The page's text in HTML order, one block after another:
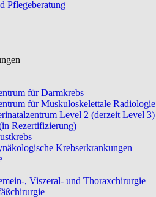
Pflegeberatung
für Darmkrebs
für Muskuloskelettale Radiologie
Level 2 (derzeit Level 3)
Rezertifizierung)
Krebserkrankungen
, Viszeral- und Thoraxchirurgie